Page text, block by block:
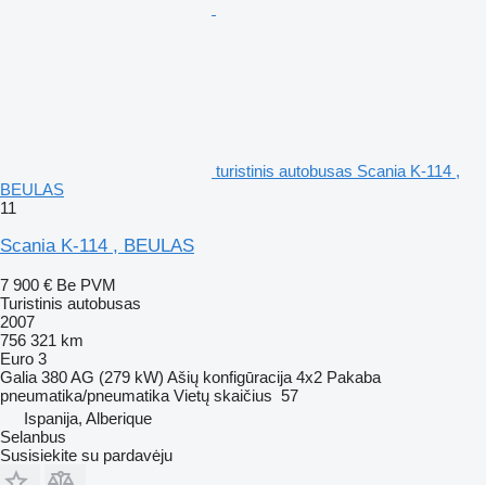
turistinis autobusas Scania K-114 ,
BEULAS
11
Scania K-114 , BEULAS
7 900 € Be PVM
Turistinis autobusas
2007
756 321 km
Euro 3
Galia 380 AG (279 kW) Ašių konfigūracija 4x2 Pakaba
pneumatika/pneumatika Vietų skaičius 57
Ispanija, Alberique
Selanbus
Susisiekite su pardavėju